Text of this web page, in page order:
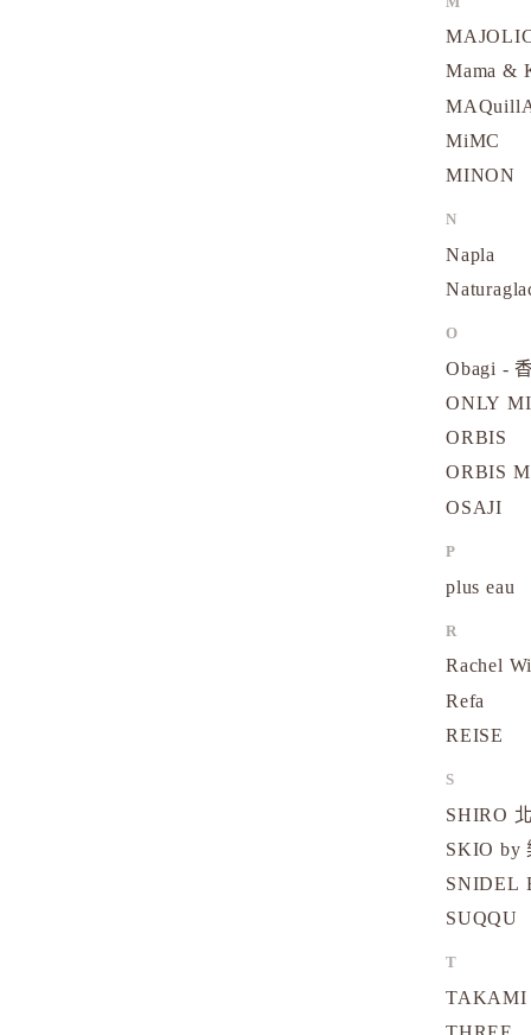
Mama &
MiMC
MINON
N
Napla
O
Obagi -
ONLY
ORBIS
ORBIS
OSAJI
P
plus eau
R
Rachel
Refa
REISE
S
SHIRO
SKIO by
SNIDEL
SUQQU
T
TAKAMI